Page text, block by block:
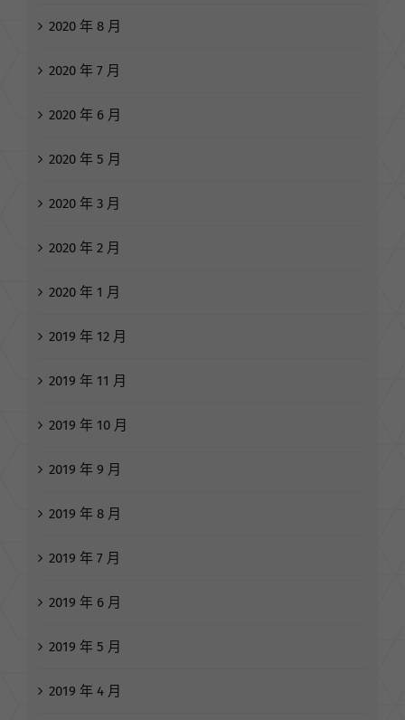
2020 年 8 月
2020 年 7 月
2020 年 6 月
2020 年 5 月
2020 年 3 月
2020 年 2 月
2020 年 1 月
2019 年 12 月
2019 年 11 月
2019 年 10 月
2019 年 9 月
2019 年 8 月
2019 年 7 月
2019 年 6 月
2019 年 5 月
2019 年 4 月